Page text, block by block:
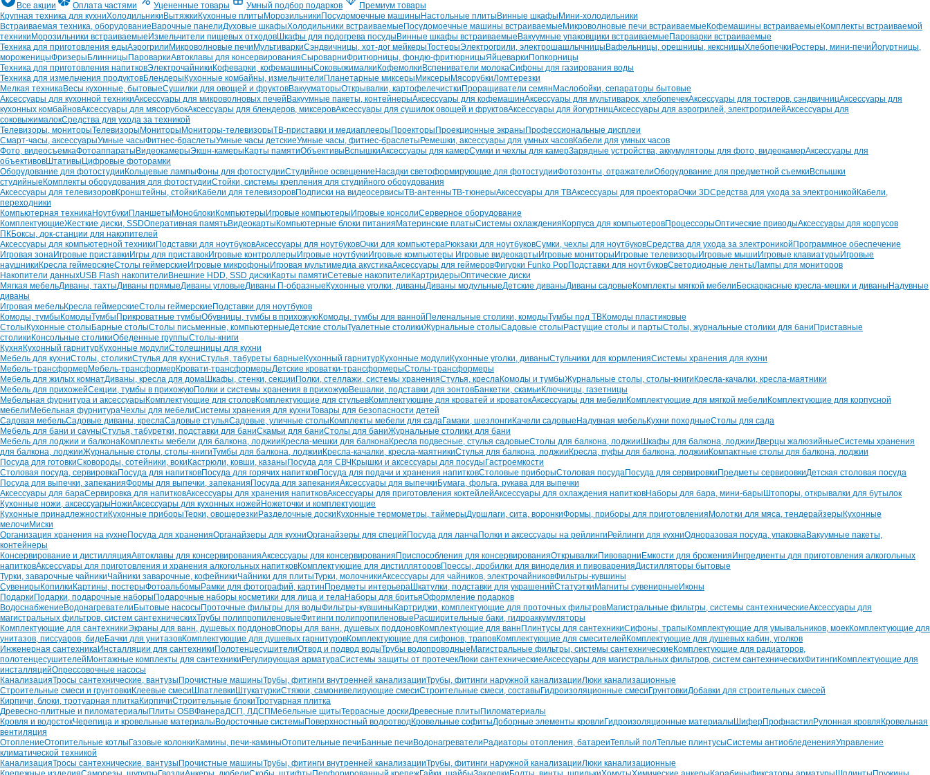
Все акции
Оплата частями Уцененные товары Умный подбор подарков
Премиум товары
Крупная техника для кухниХолодильники Вытяжки Кухонные плиты Морозильники Посудомоечные машины Настольные плиты Винные шкафы Мини-холодильники
Встраиваемая техника, оборудование Варочные панелиДуховые шкафыХолодильники встраиваемые Посудомоечные машины встраиваемые Микроволновые печи встраиваемые Кофемашины встраиваемые Комплекты встраиваемой
техники Морозильники встраиваемые Измельчители пищевых отходовШкафы для подогрева посуды Винные шкафы встраиваемые Вакуумные упаковщики встраиваемые Пароварки встраиваемые
Техника для приготовления едыАэрогрили Микроволновые печи МультиваркиСэндвичницы, хот-дог мейкерыТостерыЭлектрогрили, электрошашлычницы Вафельницы, орешницы, кексницыХлебопечки Ростеры, мини-печи Йогуртницы,
мороженицыФризеры Блинницы ПароваркиАвтоклавы для консервированияСыроварниФритюрницы, фондю-фритюрницыЯйцеварки Попкорницы
Техника для приготовления напитковЭлектрочайники Кофеварки, кофемашиныСоковыжималки Кофемолки Вспениватели молокаСифоны для газирования воды
Техника для измельчения продуктовБлендеры Кухонные комбайны, измельчители Планетарные миксеры Миксеры МясорубкиЛомтерезки
Мелкая техникаВесы кухонные, бытовыеСушилки для овощей и фруктовВакууматорыОткрывалки, картофелечистки Проращиватели семян Маслобойки, сепараторы бытовые
Аксессуары для кухонной техникиАксессуары для микроволновых печей Вакуумные пакеты, контейнерыАксессуары для кофемашинАксессуары для мультиварок, хлебопечекАксессуары для тостеров, сэндвичницАксессуары для
кухонных комбайновАксессуары для мясорубокАксессуары для блендеров, миксеровАксессуары для сушилок овощей и фруктовАксессуары для йогуртницАксессуары для аэрогрилей, электрогрилейАксессуары для
соковыжималокСредства для ухода за техникой
Телевизоры, мониторыТелевизоры Мониторы Мониторы-телевизорыТВ-приставки и медиаплееры Проекторы Проекционные экраны Профессиональные дисплеи
Смарт-часы, аксессуарыУмные часыФитнес-браслетыУмные часы детскиеУмные часы, фитнес-браслеты Ремешки, аксессуары для умных часовКабели для умных часов
Фото, видеосъемкаФотоаппараты ВидеокамерыЭкшн-камеры Карты памятиОбъективы ВспышкиАксессуары для камерСумки и чехлы для камерЗарядные устройства, аккумуляторы для фото, видеокамерАксессуары для
объективовШтативы Цифровые фоторамки
Оборудование для фотостудии Кольцевые лампыФоны для фотостудииСтудийное освещение Насадки светоформирующие для фотостудииФотозонты, отражателиОборудование для предметной съемки Вспышки
студийные Комплекты оборудования для фотостудииСтойки, системы крепления для студийного оборудования
Аксессуары для телевизоровКронштейны, стойки Кабели для телевизоровПодписки на видеосервисыТВ-антенныТВ-тюнерыАксессуары для ТВАксессуары для проектораОчки 3DСредства для ухода за электроникой Кабели,
переходники
Компьютерная техникаНоутбуки Планшеты Моноблоки Компьютеры Игровые компьютеры Игровые консолиСерверное оборудование
КомплектующиеЖесткие диски, SSDОперативная памятьВидеокарты Компьютерные блоки питания Материнские платыСистемы охлаждения Корпуса для компьютеровПроцессорыОптические приводыАксессуары для корпусов
ПКБоксы, док-станции для накопителей
Аксессуары для компьютерной техники Подставки для ноутбуковАксессуары для ноутбуковОчки для компьютераРюкзаки для ноутбуковСумки, чехлы для ноутбуковСредства для ухода за электроникой Программное обеспечение
Игровая зонаИгровые приставки Игры для приставокИгровые контроллеры Игровые ноутбуки Игровые компьютеры Игровые видеокарты Игровые мониторы Игровые телевизоры Игровые мыши Игровые клавиатуры Игровые
наушники Кресла геймерскиеСтолы геймерские Игровые микрофоны Игровая мультимедиа акустикаАксессуары для геймеровФигурки Funko PopПодставки для ноутбуковСветодиодные лентыЛампы для мониторов
Накопители данныхUSB Flash накопители Внешние HDD, SSD диски Карты памятиСетевые накопители КартридерыОптические диски
Мягкая мебельДиваны, тахтыДиваны прямыеДиваны угловыеДиваны П-образные Кухонные уголки, диваныДиваны модульныеДетские диваныДиваны садовые Комплекты мягкой мебели Бескаркасные кресла-мешки и диваны Надувные
диваны
Игровая мебельКресла геймерскиеСтолы геймерские Подставки для ноутбуков
Комоды, тумбы КомодыТумбы Прикроватные тумбыОбувницы, тумбы в прихожуюКомоды, тумбы для ванной Пеленальные столики, комодыТумбы под ТВКомоды пластиковые
Столы Кухонные столы Барные столыСтолы письменные, компьютерныеДетские столыТуалетные столикиЖурнальные столыСадовые столы Растущие столы и партыСтолы, журнальные столики для бани Приставные
столики Консольные столикиОбеденные группыСтолы-книги
Кухня Кухонный гарнитурКухонные модулиСтолешницы для кухни
Мебель для кухниСтолы, столикиСтулья для кухниСтулья, табуреты барные Кухонный гарнитурКухонные модули Кухонные уголки, диваныСтульчики для кормленияСистемы хранения для кухни
Мебель-трансформерМебель-трансформерКровати-трансформерыДетские кроватки-трансформерыСтолы-трансформеры
Мебель для жилых комнатДиваны, кресла для домаШкафы, стенки, секции Полки, стеллажи, системы храненияСтулья, креслаКомоды и тумбыЖурнальные столы, столы-книги Кресла-качалки, кресла-маятники
Мебель для прихожейСекции, тумбы в прихожуюПолки и системы хранения в прихожуюВешалки, подставки для зонтовБанкетки, скамьи Ключницы, газетницы
Мебельная фурнитура и аксессуары Комплектующие для столовКомплектующие для стульевКомплектующие для кроватей и кроватокАксессуары для мебели Комплектующие для мягкой мебели Комплектующие для корпусной
мебели Мебельная фурнитураЧехлы для мебелиСистемы хранения для кухниТовары для безопасности детей
Садовая мебельСадовые диваны, креслаСадовые стульяСадовые, уличные столы Комплекты мебели для садаГамаки, шезлонги Качели садовые Надувная мебельКухни походныеСтолы для сада
Мебель для бани и сауныСтулья, табуретки, подставки для баниСкамьи для баниСтолы для баниЖурнальные столики для бани
Мебель для лоджии и балконаКомплекты мебели для балкона, лоджии Кресла-мешки для балконаКресла подвесные, стулья садовыеСтолы для балкона, лоджии Шкафы для балкона, лоджииДверцы жалюзийныеСистемы хранения
для балкона, лоджииЖурнальные столы, столы-книгиТумбы для балкона, лоджии Кресла-качалки, кресла-маятникиСтулья для балкона, лоджии Кресла, пуфы для балкона, лоджии Компактные столы для балкона, лоджии
Посуда для готовкиСковороды, сотейники, воки Кастрюли, ковши, казаны Посуда для СВЧ Крышки и аксессуары для посуды Гастроемкости
Столовая посуда, сервировкаПосуда для напитковПосуда для горячих напитковПосуда для подачи и хранения напитковСтоловые приборыСтоловая посудаПосуда для сервировки Предметы сервировкиДетская столовая посуда
Посуда для выпечки, запеканияФормы для выпечки, запекания Посуда для запеканияАксессуары для выпечки Бумага, фольга, рукава для выпечки
Аксессуары для бараСервировка для напитковАксессуары для хранения напитковАксессуары для приготовления коктейлейАксессуары для охлаждения напитковНаборы для бара, мини-бары Штопоры, открывалки для бутылок
Кухонные ножи, аксессуары НожиАксессуары для кухонных ножей Ножеточки и комплектующие
Кухонные принадлежности Кухонные приборыТерки, овощерезки Разделочные доски Кухонные термометры, таймерыДуршлаги, сита, воронкиФормы, приборы для приготовления Молотки для мяса, тендерайзеры Кухонные
мелочи Миски
Организация хранения на кухне Посуда для храненияОрганайзеры для кухниОрганайзеры для специй Посуда для ланчаПолки и аксессуары на рейлинги Рейлинги для кухниОдноразовая посуда, упаковкаВакуумные пакеты,
контейнеры
Консервирование и дистилляцияАвтоклавы для консервированияАксессуары для консервирования Приспособления для консервированияОткрывалки Пивоварни Емкости для брожения Ингредиенты для приготовления алкогольных
напитковАксессуары для приготовления и хранения алкогольных напитковКомплектующие для дистилляторовПрессы, дробилки для виноделия и пивоваренияДистилляторы бытовые
Турки, заварочные чайникиЧайники заварочные, кофейникиЧайники для плитыТурки, молочникиАксессуары для чайников, электрочайниковФильтры-кувшины
Сувениры Копилки Картины, постерыФотоальбомы Рамки для фотографий, картин Предметы интерьераШкатулки, подставки для украшенийСтатуэтки Магниты сувенирные Иконы
Подарки Подарки, подарочные наборы Подарочные наборы косметики для лица и телаНаборы для бритьяОформление подарков
Водоснабжение Водонагреватели Бытовые насосы Проточные фильтры для водыФильтры-кувшины Картриджи, комплектующие для проточных фильтровМагистральные фильтры, системы сантехническиеАксессуары для
магистральных фильтров, систем сантехническихТрубы полипропиленовыеФитинги полипропиленовые Расширительные баки, гидроаккумуляторы
Комплектующие для сантехникиЭкраны для ванн, душевых поддоновОпоры для ванн, душевых поддоновКомплектующие для ванн Плинтусы для сантехникиСифоны, трапы Комплектующие для умывальников, моекКомплектующие для
унитазов, писсуаров, биде Бачки для унитазовКомплектующие для душевых гарнитуровКомплектующие для сифонов, траповКомплектующие для смесителей Комплектующие для душевых кабин, уголков
Инженерная сантехникаИнсталляции для сантехники ПолотенцесушителиОтвод и подвод водыТрубы водопроводные Магистральные фильтры, системы сантехнические Комплектующие для радиаторов,
полотенцесушителей Монтажные комплекты для сантехники Регулирующая арматураСистемы защиты от протечекЛюки сантехническиеАксессуары для магистральных фильтров, систем сантехническихФитинги Комплектующие для
инсталляцийОпрессовочные насосы
КанализацияТросы сантехнические, вантузы Прочистные машиныТрубы, фитинги внутренней канализацииТрубы, фитинги наружной канализацииЛюки канализационные
Строительные смеси и грунтовки Клеевые смеси Шпатлевки ШтукатуркиСтяжки, самонивелирующие смесиСтроительные смеси, составы Гидроизоляционные смеси ГрунтовкиДобавки для строительных смесей
Кирпичи, блоки, тротуарная плиткаКирпичиСтроительные блокиТротуарная плитка
Древесно-плитные и пиломатериалы Плиты OSBФанераДСП, ЛДСП Мебельные щитыТеррасные доскиДревесные плиты Пиломатериалы
Кровля и водостокЧерепица и кровельные материалы Водосточные системы Поверхностный водоотводКровельные софитыДоборные элементы кровли Гидроизоляционные материалы ШиферПрофнастилРулонная кровля Кровельная
вентиляция
ОтоплениеОтопительные котлы Газовые колонки Камины, печи-каминыОтопительные печи Банные печи Водонагреватели Радиаторы отопления, батареиТеплый полТеплые плинтусыСистемы антиобледененияУправление
климатической техникой
КанализацияТросы сантехнические, вантузы Прочистные машиныТрубы, фитинги внутренней канализацииТрубы, фитинги наружной канализацииЛюки канализационные